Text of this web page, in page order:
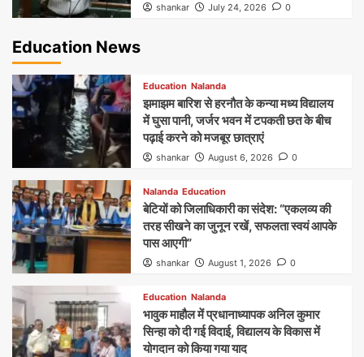
shankar July 24, 2026 0
Education News
Education Nalanda
झमाझम बारिश से हरनौत के कन्या मध्य विद्यालय
में घुसा पानी, जर्जर भवन में टपकती छत के बीच
पढ़ाई करने को मजबूर छात्राएं
shankar August 6, 2026 0
Nalanda Education
बेटियों को जिलाधिकारी का संदेश: “एकलव्य की
तरह सीखने का जुनून रखें, सफलता स्वयं आपके
पास आएगी”
shankar August 1, 2026 0
Education Nalanda
भावुक माहौल में प्रधानाध्यापक अनिल कुमार
सिन्हा को दी गई विदाई, विद्यालय के विकास में
योगदान को किया गया याद